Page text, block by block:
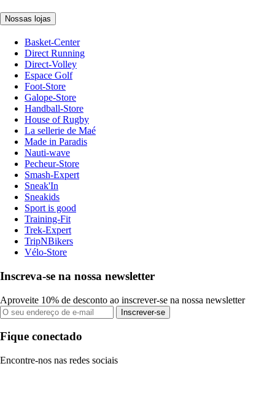
Nossas lojas
Basket-Center
Direct Running
Direct-Volley
Espace Golf
Foot-Store
Galope-Store
Handball-Store
House of Rugby
La sellerie de Maé
Made in Paradis
Nauti-wave
Pecheur-Store
Smash-Expert
Sneak'In
Sneakids
Sport is good
Training-Fit
Trek-Expert
TripNBikers
Vélo-Store
Inscreva-se na nossa newsletter
Aproveite 10% de desconto ao inscrever-se na nossa newsletter
Inscrever-se
Fique conectado
Encontre-nos nas redes sociais